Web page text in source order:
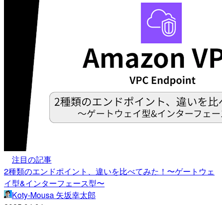
注目の記事
2種類のエンドポイント、違いを比べてみた！〜ゲートウェ
イ型&インターフェース型〜
Koty-Mousa 矢坂幸太郎